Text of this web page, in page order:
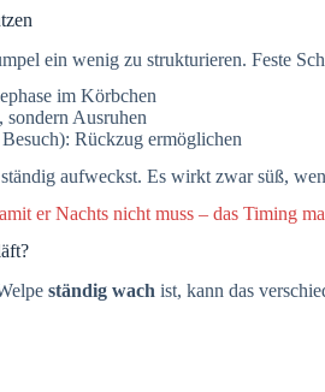
ein wenig zu strukturieren. Feste
im Körbchen
sondern Ausruhen
Rückzug ermöglichen
aufweckst. Es wirkt zwar süß,
er Nachts nicht muss – das Timing
ständig wach ist, kann das